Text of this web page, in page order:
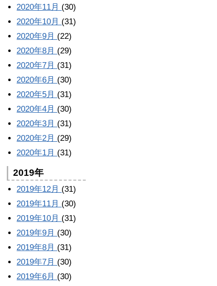
2020年11月 (30)
2020年10月 (31)
2020年9月 (22)
2020年8月 (29)
2020年7月 (31)
2020年6月 (30)
2020年5月 (31)
2020年4月 (30)
2020年3月 (31)
2020年2月 (29)
2020年1月 (31)
2019年
2019年12月 (31)
2019年11月 (30)
2019年10月 (31)
2019年9月 (30)
2019年8月 (31)
2019年7月 (30)
2019年6月 (30)